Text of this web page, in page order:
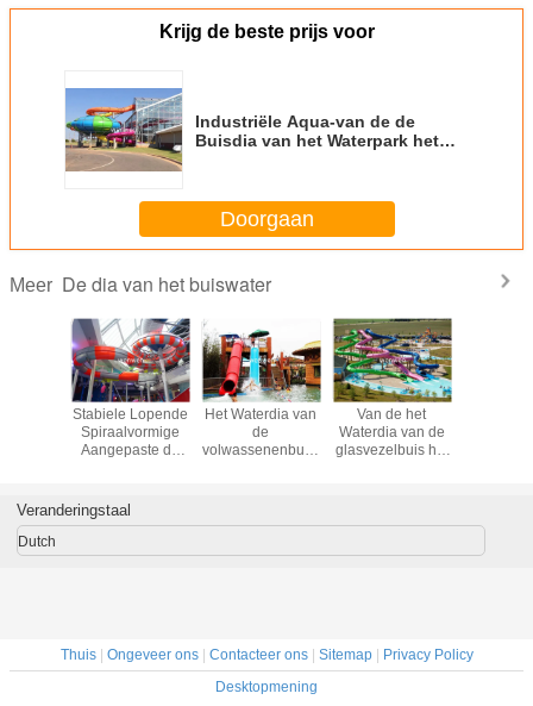
Krijg de beste prijs voor
Industriële Aqua-van de de
Buisdia van het Waterpark het
Doorgaan
Meer De dia van het buiswater
Stabiele Lopende
Spiraalvormige
Aangepaste de
Verrichting van
het Buiswater Dia
Het Waterdia van
de
volwassenenbuis,
Van de het
Waterdia van de
glasvezelbuis het
Veranderingstaal
Dutch
Thuis| Ongeveer ons| Contacteer ons| Sitemap|
Privacy Policy
Desktopmening